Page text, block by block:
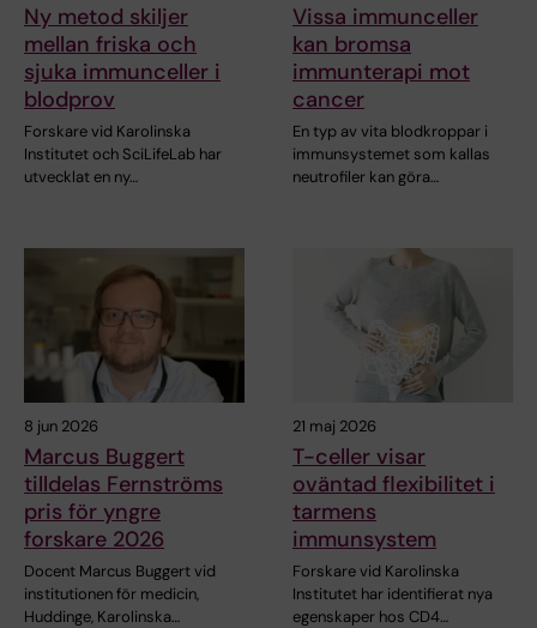
Ny metod skiljer
mellan friska och
sjuka immunceller i
blodprov
Forskare vid Karolinska
Institutet och SciLifeLab har
utvecklat en ny…
Vissa immunceller
kan bromsa
immunterapi mot
cancer
En typ av vita blodkroppar i
immunsystemet som kallas
neutrofiler kan göra…
8 jun 2026
Marcus Buggert
tilldelas Fernströms
pris för yngre
forskare 2026
Docent Marcus Buggert vid
institutionen för medicin,
Huddinge, Karolinska…
21 maj 2026
T-celler visar
oväntad flexibilitet i
tarmens
immunsystem
Forskare vid Karolinska
Institutet har identifierat nya
egenskaper hos CD4…